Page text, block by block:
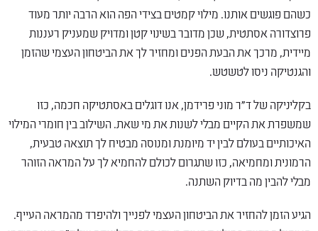
כשהם פוגשים אותנו. מילוי קמטים בצידי הפה הוא הרבה יותר מעוד
פרוצדורה אסתטית, שכן מדובר בשינוי קטן ומדויק שמעניק רעננות
מיידית, מרכך את הבעת הפנים ומחזיר לך את הביטחון העצמי שהזמן
והגנטיקה ניסו לטשטש.
בקליניקה של ד"ר מוני פרידמן, אנו דוגלים באסתטיקה חכמה, כזו
שמשפרת את הקיים מבלי לשנות את מי שאת. השילוב בין חומרי המילוי
האיכותיים בעולם לבין יד מיומנת ומנוסה מבטיח לך תוצאה טבעית,
הרמונית ומחמיאה, כזו שתגרום לכולם להחמיא לך על המראה הזוהר
מבלי להבין מה בדיוק השתנה.
הגיע הזמן להחזיר את הביטחון העצמי לפנייך ולהיפרד מהמראה העייף.